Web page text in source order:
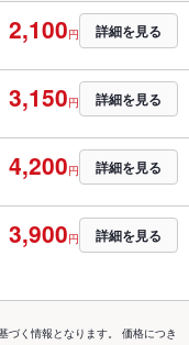
2,100円 詳細を見る
3,150円 詳細を見る
4,200円 詳細を見る
3,900円 詳細を見る
く情報となります。 価格につき